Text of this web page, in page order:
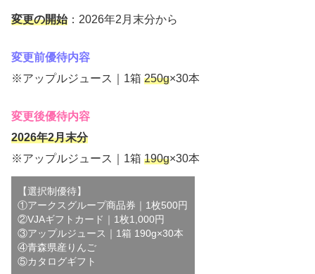
変更の開始：2026年2月末分から
変更前優待内容
※アップルジュース｜1箱 250g×30本
変更後優待内容
2026年2月末分
※アップルジュース｜1箱 190g×30本
【選択制優待】
①アークスグループ商品券｜1枚500円
②VJAギフトカード｜1枚1,000円
③アップルジュース｜1箱 190g×30本
④青森県産りんご
⑤カタログギフト